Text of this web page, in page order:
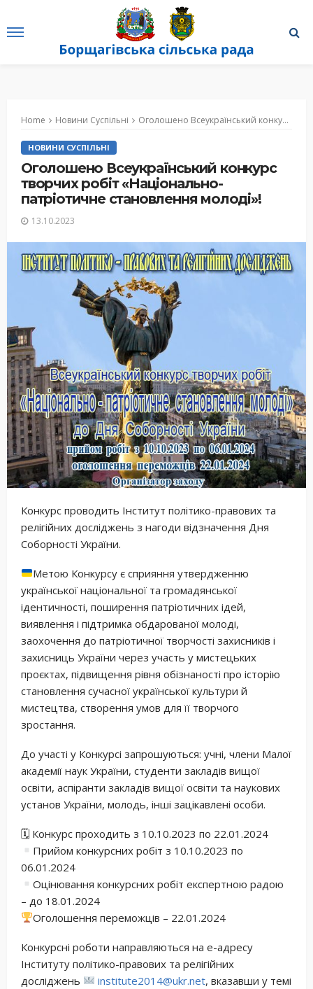
Home Новини Суспільні Оголошено Всеукраїнський конкурс творчих робіт «Національно-патріотичне становлення молоді»!
НОВИНИ СУСПІЛЬНІ
Оголошено Всеукраїнський конкурс
творчих робіт «Національно-
патріотичне становлення молоді»!
13.10.2023
Конкурс проводить Інститут політико-правових та
релігійних досліджень з нагоди відзначення Дня
Соборності України.
Метою Конкурсу є сприяння утвердженню
української національної та громадянської
ідентичності, поширення патріотичних ідей,
виявлення і підтримка обдарованої молоді,
заохочення до патріотичної творчості захисників і
захисниць України через участь у мистецьких
проєктах, підвищення рівня обізнаності про історію
становлення сучасної української культури й
мистецтва, створення умов для її творчого
зростання.
До участі у Конкурсі запрошуються: учні, члени Малої
академії наук України, студенти закладів вищої
освіти, аспіранти закладів вищої освіти та наукових
установ України, молодь, інші зацікавлені особи.
🗓 Конкурс проходить з 10.10.2023 по 22.01.2024
Прийом конкурсних робіт з 10.10.2023 по
06.01.2024
Оцінювання конкурсних робіт експертною радою
– до 18.01.2024
Оголошення переможців – 22.01.2024
Конкурсні роботи направляються на е-адресу
Інституту політико-правових та релігійних
досліджень
institute2014@ukr.net, вказавши у темі